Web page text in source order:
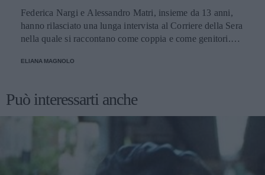
Federica Nargi e Alessandro Matri, insieme da 13 anni,
hanno rilasciato una lunga intervista al Corriere della Sera
nella quale si raccontano come coppia e come genitori.
credete alle coppie che non litigano mai!
ELIANA MAGNOLO
Può interessarti anche